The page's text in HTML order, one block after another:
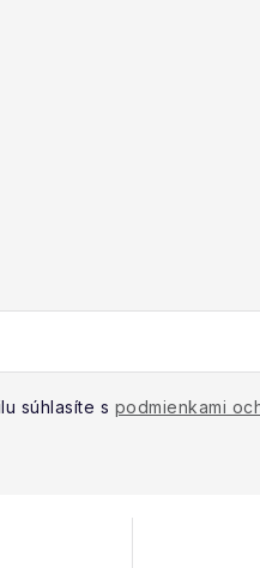
súhlasíte s podmienkami